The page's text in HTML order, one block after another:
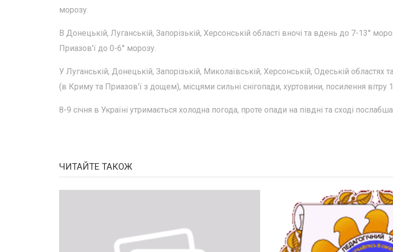
морозу.
В Донецькій, Луганській, Запорізькій, Херсонській області вночі та вдень до 7-13°
Приазов'ї до 0-6° морозу.
У Луганській, Донецькій, Запорізькій, Миколаївській, Херсонській, Одеській областях
(в Криму та Приазов'ї з дощем), місцями сильні снігопади, хуртовини, посилення вітру
8-9 січня в Україні утримається холодна погода, проте опади на півдні та сході
ЧИТАЙТЕ ТАКОЖ